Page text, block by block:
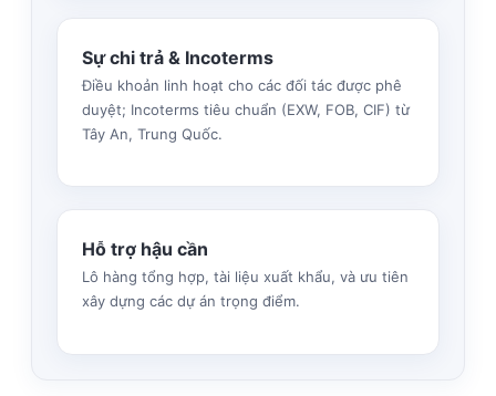
Sự chi trả & Incoterms
Điều khoản linh hoạt cho các đối tác được phê
duyệt; Incoterms tiêu chuẩn (EXW, FOB, CIF) từ
Tây An, Trung Quốc.
Hỗ trợ hậu cần
Lô hàng tổng hợp, tài liệu xuất khẩu, và ưu tiên
xây dựng các dự án trọng điểm.